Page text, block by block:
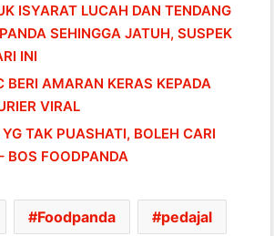
ISYARAT LUCAH DAN TENDANG
SEHINGGA JATUH, SUSPEK
INI
BERI AMARAN KERAS KEPADA
VIRAL
YG TAK PUASHATI, BOLEH CARI
BOS FOODPANDA
Foodpanda pedajal